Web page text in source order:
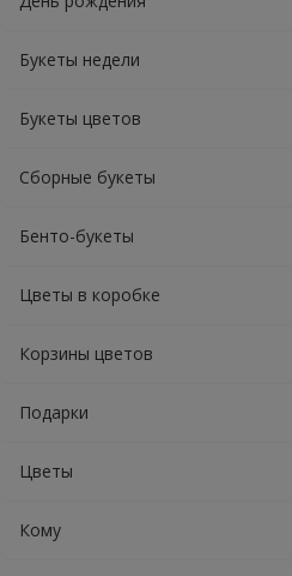
Букеты недели
Букеты цветов
Сборные букеты
Бенто-букеты
Цветы в коробке
Корзины цветов
Подарки
Цветы
Кому